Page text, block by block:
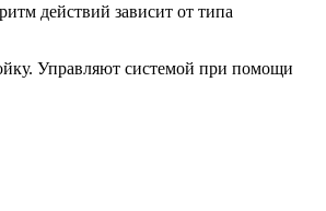
действий зависит от типа
Управляют системой при помощи